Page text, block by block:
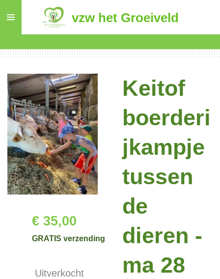
de
vzw het Groeiveld
Keitof
boerderi
jkampje
tussen
de
dieren -
ma 28
€ 35,00
GRATIS verzending
Uitverkocht